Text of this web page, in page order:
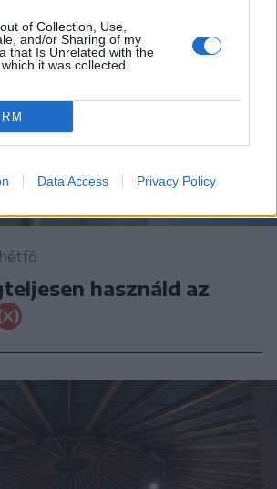
of Collection, Use,
and/or Sharing of my
that Is Unrelated with the
it was collected.
Data Access Privacy Policy
használd az